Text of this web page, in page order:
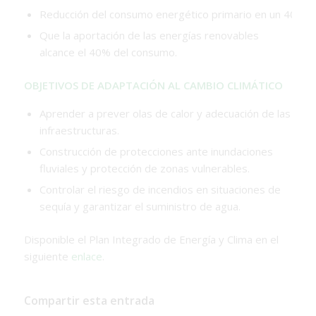
Reducción del consumo energético primario en un 40%.
Que la aportación de las energías renovables
alcance el 40% del consumo.
OBJETIVOS DE ADAPTACIÓN AL CAMBIO CLIMÁTICO
Aprender a prever olas de calor y adecuación de las
infraestructuras.
Construcción de protecciones ante inundaciones
fluviales y protección de zonas vulnerables.
Controlar el riesgo de incendios en situaciones de
sequía y garantizar el suministro de agua.
Disponible el Plan Integrado de Energía y Clima en el
siguiente enlace
Compartir esta entrada